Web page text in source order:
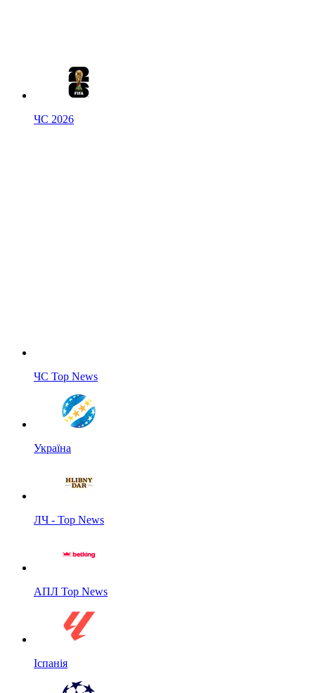
ЧС 2026
ЧС Top News
Україна
ЛЧ - Top News
АПЛ Top News
Іспанія